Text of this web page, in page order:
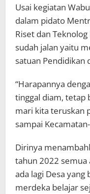
Usai kegiatan
dalam pidato
Riset dan
sudah jalan yaitu
satuan Pendidikan
“Harapannya
tinggal diam, tetap
mari kita teruskan
sampai
Dirinya
tahun 2022 semua
ada lagi Desa
merdeka belajar